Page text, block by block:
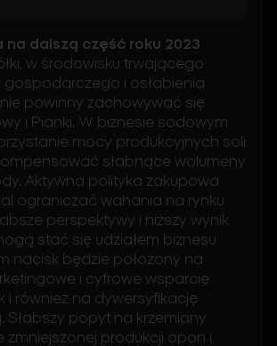
na dalszą część roku 2023
w środowisku trwającego
gospodarczego i osłabienia
powinny zachowywać się
i Pianki. W biznesie sodowym
mocy produkcyjnych soli
słabnące wolumeny
Aktywna polityka zakupowa
ograniczać wahania na rynku
perspektywy i niższy wynik
stać się udziałem biznesu
nacisk będzie położony na
i cyfrowe wsparcie
i również na dywersyfikację
Słabszy popyt na krzemiany
zmniejszonej produkcji opon i